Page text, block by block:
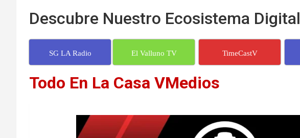
Descubre Nuestro Ecosistema Digital
SG LA Radio El Valluno TV TimeCastV
Todo En La Casa VMedios